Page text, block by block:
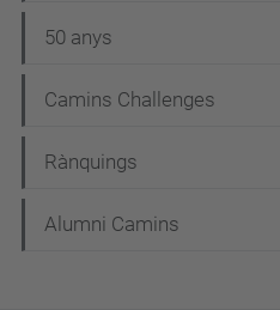
50 anys
Camins Challenges
Rànquings
Alumni Camins